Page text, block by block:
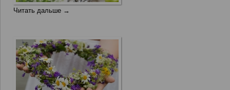
Читать дальше →